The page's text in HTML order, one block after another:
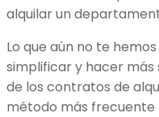
alquilar un
Lo que aún no te
simplificar y hacer más
de los contratos de
método más frecuente